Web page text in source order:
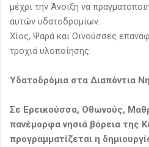
μέχρι την Άνοιξη να
αυτών υδατοδρομίων.
Χίος, Ψαρά και Οινούσσες
τροχιά υλοποίησης.
Υδατοδρόµια στα Διαπόντια
Σε Ερεικούσσα, Οθωνούς,
πανέμορφα νησιά βόρεια της
προγραμματίζεται η